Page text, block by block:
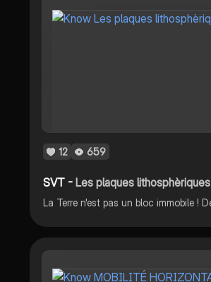
12 659
SVT -Les plaques lithosphèriques